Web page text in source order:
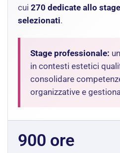
cui 270 dedicate allo stage
selezionati.
Stage professionale:
in contesti estetici
consolidare
organizzative e
900 ore